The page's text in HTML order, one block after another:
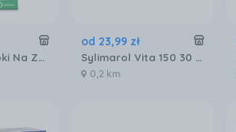
Dulcobis Czopki Na Zaparcia 10 szt.
od 23,99 zł
Sylimarol Vita 150 30 kaps
0,2 km